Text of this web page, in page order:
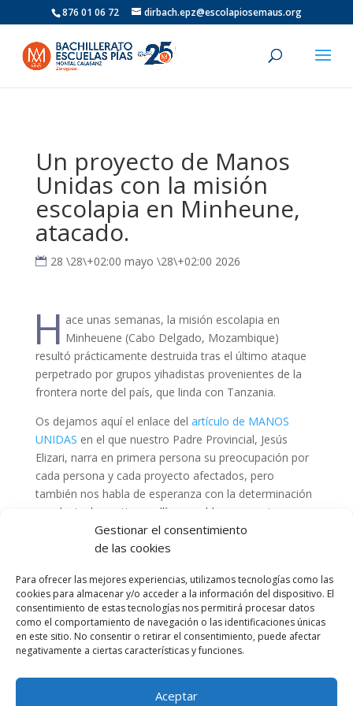
Gestionar el consentimiento
de las cookies
Para ofrecer las mejores experiencias, utilizamos tecnologías como las
cookies para almacenar y/o acceder a la información del dispositivo. El
consentimiento de estas tecnologías nos permitirá procesar datos
como el comportamiento de navegación o las identificaciones únicas
en este sitio. No consentir o retirar el consentimiento, puede afectar
negativamente a ciertas características y funciones.
Aceptar
876 01 06 72 dirbach.epz@escolapiosemaus.org
Un proyecto de Manos
Unidas con la misión
escolapia en Minheune,
atacado.
28 \28\+02:00 mayo \28\+02:00 2026
H ace unas semanas, la misión escolapia en
Minheuene (Cabo Delgado, Mozambique)
resultó prácticamente destruida tras el último ataque
perpetrado por grupos yihadistas provenientes de la
frontera norte del país, que linda con Tanzania.
Os dejamos aquí el enlace del artículo de MANOS
UNIDAS en el que nuestro Padre Provincial, Jesús
Elizari, narra en primera persona su preocupación por
cada persona y cada proyecto afectados, pero
también nos habla de esperanza con la determinación
escolapia de continuar allí y no reblar en nuestro
¡Preguntanos!